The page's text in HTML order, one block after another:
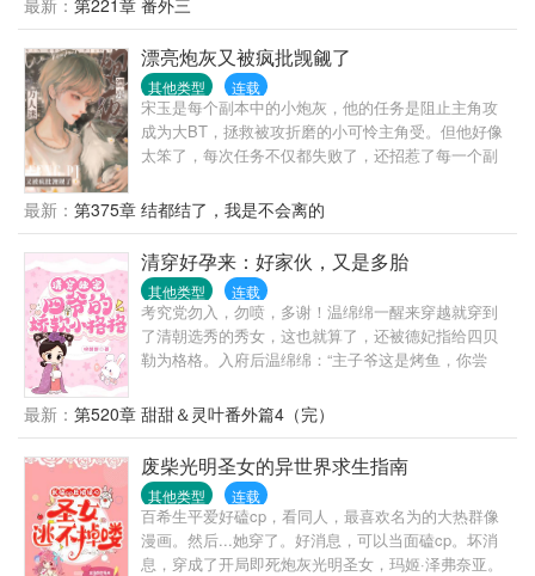
来烤着吃，不成想推开门就看见一个竹篮子放在家门
口，揭开一看，一碗晶莹透亮的红烧肉片，以及翠绿
可口的红苕尖。一连好几天家门口莫名多了个装着食
物的篮子，顾庭风心里暗忖道：莫非这世上真的有田
螺夫郎……
最新： 第221章 番外三
漂亮炮灰又被疯批觊觎了
其他类型 连载
宋玉是每个副本中的小炮灰，他的任务是阻止主角攻
成为大BT，拯救被攻折磨的小可怜主角受。但他好像
太笨了，每次任务不仅都失败了，还招惹了每一个副
救他呀?身边的坏男人们能不能离他远一点？无尽的掠
夺与强制，窒息的占有欲，无数次的恐吓，让本就胆
小惜命的宋玉无处可逃，只能被束缚在一个个名为爱
的圈套中。不仅如此，除了主角攻，身边的每一个人
都好像对他虎视眈眈。“宝宝，你离开我的每一刻我都
要疯了，所以我们一起死好吗?”“至死也不能将我们分
开！”注：攻真的很BT，真的是大BT。
最新： 第375章 结都结了，我是不会离的
清穿好孕来：好家伙，又是多胎
其他类型 连载
考究党勿入，勿喷，多谢！温绵绵一醒来穿越就穿到
了清朝选秀的秀女，这也就算了，还被德妃指给四贝
勒为格格。入府后温绵绵：“主子爷这是烤鱼，你尝
吃。”四爷：“……”四爷：“爷觉得你比较好吃。”温绵
绵：“……”然后把她拦腰抱起……最后温绵绵不仅征服
了四爷的胃，就连带着他这个人也一并拿下了。
最新： 第520章 甜甜＆灵叶番外篇4（完）
废柴光明圣女的异世界求生指南
其他类型 连载
百希生平爱好磕cp，看同人，最喜欢名为的大热群像
漫画。然后...她穿了。好消息，可以当面磕cp。坏消
息，穿成了开局即死炮灰光明圣女，玛姬·泽弗奈亚。